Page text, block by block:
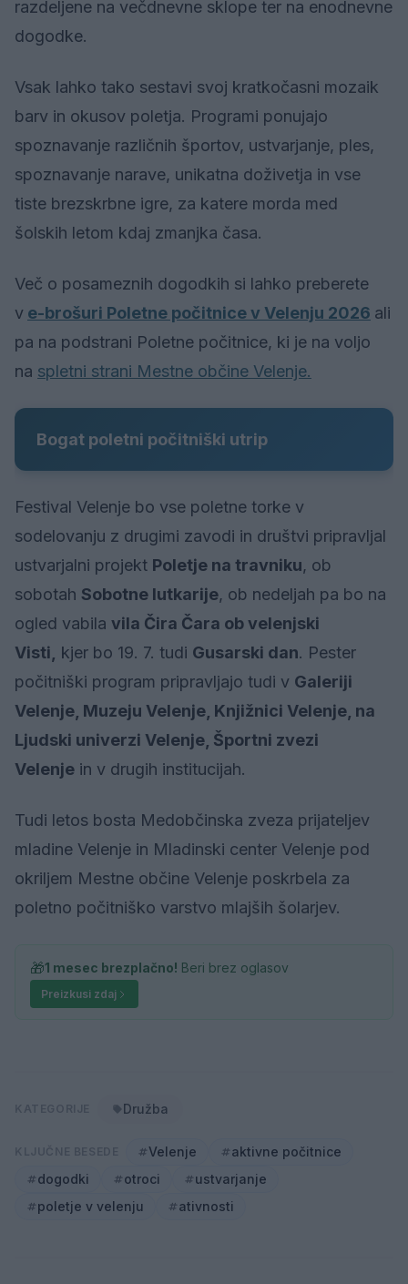
razdeljene na večdnevne sklope ter na enodnevne
dogodke.
Vsak lahko tako sestavi svoj kratkočasni mozaik
barv in okusov poletja. Programi ponujajo
spoznavanje različnih športov, ustvarjanje, ples,
spoznavanje narave, unikatna doživetja in vse
tiste brezskrbne igre, za katere morda med
šolskih letom kdaj zmanjka časa.
Več o posameznih dogodkih si lahko preberete
v e-brošuri Poletne počitnice v Velenju 2026 ali
pa na podstrani Poletne počitnice, ki je na voljo
na spletni strani Mestne občine Velenje.
Bogat poletni počitniški utrip
Festival Velenje bo vse poletne torke v
sodelovanju z drugimi zavodi in društvi pripravljal
ustvarjalni projekt Poletje na travniku, ob
sobotah Sobotne lutkarije, ob nedeljah pa bo na
ogled vabila vila Čira Čara ob velenjski
Visti,
kjer bo 19. 7. tudi Gusarski dan. Pester
počitniški program pripravljajo tudi v Galeriji
Velenje, Muzeju Velenje, Knjižnici Velenje, na
Ljudski univerzi Velenje, Športni zvezi
Velenje in v drugih institucijah.
Tudi letos bosta Medobčinska zveza prijateljev
mladine Velenje in Mladinski center Velenje pod
okriljem Mestne občine Velenje poskrbela za
poletno počitniško varstvo mlajših šolarjev.
🎁1 mesec brezplačno! Beri brez oglasov
Preizkusi zdaj
Družba
Velenje
aktivne počitnice
dogodki
otroci
ustvarjanje
poletje v velenju
ativnosti